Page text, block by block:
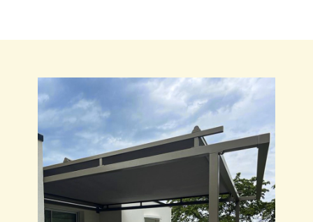
Le sens du service technique
Le sens du service pratique
Le sens du service de proximité
BROCHURES